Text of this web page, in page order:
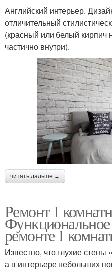
Английский интерьер.
отличительный
(красный или белый кирпич
частично внутри).
читать дальше →
Ремонт 1
Функциональное
ремонте 1
Известно, что глухие
а в интерьере небольших